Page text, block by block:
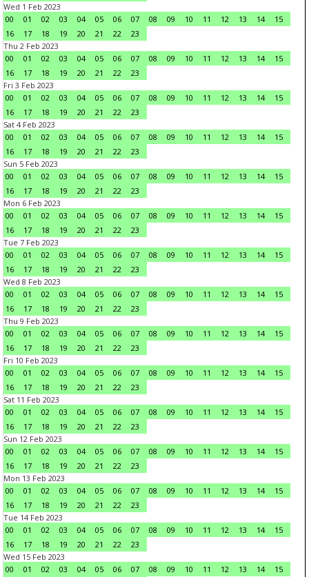
Wed 1 Feb 2023
00
01 02 03 04 05 06 07 08 09 10 11 12 13 14
15
16
17 18 19 20 21 22
23
Thu 2 Feb 2023
00
01 02 03 04 05 06 07 08 09 10 11 12 13 14
15
16
17 18 19 20 21 22
23
Fri 3 Feb 2023
00
01 02 03 04 05 06 07 08 09 10 11 12 13 14
15
16
17 18 19 20 21 22
23
Sat 4 Feb 2023
00
01 02 03 04 05 06 07 08 09 10 11 12 13 14
15
16
17 18 19 20 21 22
23
Sun 5 Feb 2023
00
01 02 03 04 05 06 07 08 09 10 11 12 13 14
15
16
17 18 19 20 21 22
23
Mon 6 Feb 2023
00
01 02 03 04 05 06 07 08 09 10 11 12 13 14
15
16
17 18 19 20 21 22
23
Tue 7 Feb 2023
00
01 02 03 04 05 06 07 08 09 10 11 12 13 14
15
16
17 18 19 20 21 22
23
Wed 8 Feb 2023
00
01 02 03 04 05 06 07 08 09 10 11 12 13 14
15
16
17 18 19 20 21 22
23
Thu 9 Feb 2023
00
01 02 03 04 05 06 07 08 09 10 11 12 13 14
15
16
17 18 19 20 21 22
23
Fri 10 Feb 2023
00
01 02 03 04 05 06 07 08 09 10 11 12 13 14
15
16
17 18 19 20 21 22
23
Sat 11 Feb 2023
00
01 02 03 04 05 06 07 08 09 10 11 12 13 14
15
16
17 18 19 20 21 22
23
Sun 12 Feb 2023
00
01 02 03 04 05 06 07 08 09 10 11 12 13 14
15
16
17 18 19 20 21 22
23
Mon 13 Feb 2023
00
01 02 03 04 05 06 07 08 09 10 11 12 13 14
15
16
17 18 19 20 21 22
23
Tue 14 Feb 2023
00
01 02 03 04 05 06 07 08 09 10 11 12 13 14
15
16
17 18 19 20 21 22
23
Wed 15 Feb 2023
00
01 02 03 04 05 06 07 08 09 10 11 12 13 14
15